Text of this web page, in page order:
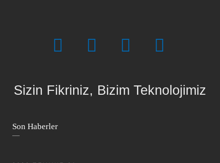
Sizin Fikriniz, Bizim Teknolojimiz
Son Haberler